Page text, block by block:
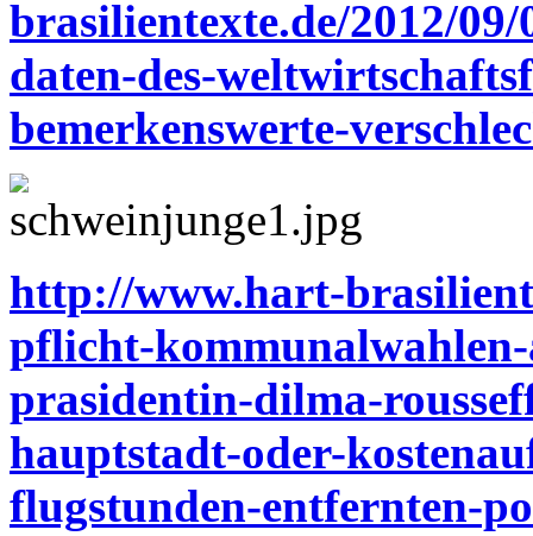
brasilientexte.de/2012/
daten-des-
bemerkenswerte-
http://www.hart-
pflicht-
prasidentin-dilma-
hauptstadt-oder-
flugstunden-entfernten-